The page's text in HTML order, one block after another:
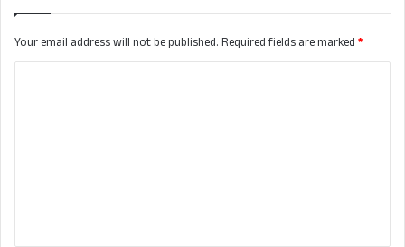
Your email address will not be published. Required fields are marked *